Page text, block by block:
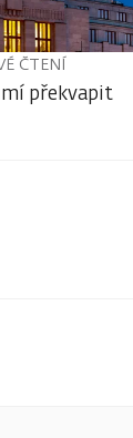
ČTENÍ
překvapit